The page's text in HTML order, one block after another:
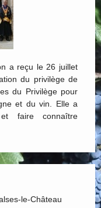
a reçu le 26 juillet
du privilège de
du Privilège pour
et du vin. Elle a
faire connaître
le-Château